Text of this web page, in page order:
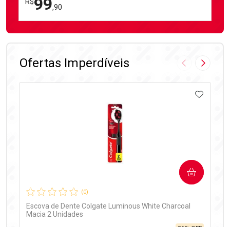
99,90
FECHAR
FECHAR
Ofertas Imperdíveis Imagem
(0)
Escova de Dente Colgate Luminous White Charcoal
Macia 2 Unidades
COMPRAR